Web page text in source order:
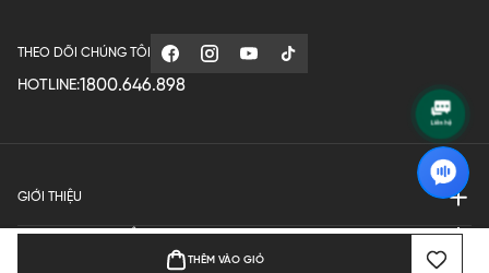
THÊM VÀO GIỎ
THEO DÕI CHÚNG TÔI
HOTLINE:1800.646.898
GIỚI THIỆU
QUY ĐỊNH HOẠT ĐỘNG